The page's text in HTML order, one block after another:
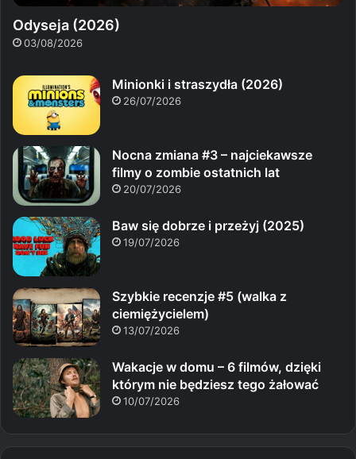
Odyseja (2026)
03/08/2026
Minionki i straszydła (2026)
26/07/2026
Nocna zmiana #3 – najciekawsze
filmy o zombie ostatnich lat
20/07/2026
Baw się dobrze i przeżyj (2025)
19/07/2026
Szybkie recenzje #5 (walka z
ciemiężycielem)
13/07/2026
Wakacje w domu – 6 filmów, dzięki
którym nie będziesz tego żałować
10/07/2026